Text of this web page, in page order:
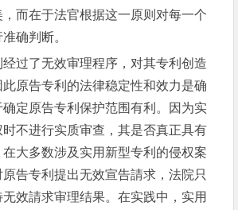
而在于法官根据这一原则对每一个
确判断。
了无效审理程序，对其专利创造
原告专利的法律稳定性和效力是确
定原告专利保护范围有利。因为实
不进行实质审查，其是否真正具有
大多数涉及实用新型专利的侵权案
告专利提出无效宣告請求，法院只
效請求审理结果。在实践中，实用